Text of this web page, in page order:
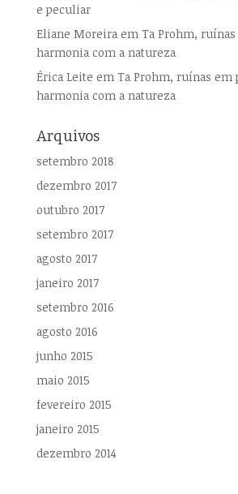
e peculiar
Eliane Moreiraem Ta Prohm,
harmonia com a natureza
Érica Leite em Ta Prohm, ruínas em
harmonia com a natureza
Arquivos
setembro 2018
dezembro 2017
outubro 2017
setembro 2017
agosto 2017
janeiro 2017
setembro 2016
agosto 2016
junho 2015
maio 2015
fevereiro 2015
janeiro 2015
dezembro 2014